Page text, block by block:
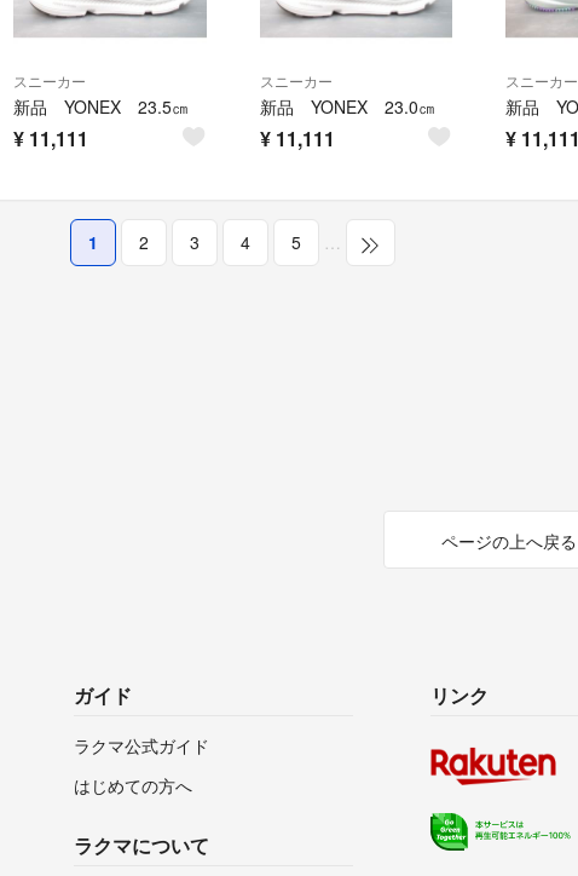
スニーカー
新品 YONEX 23.5㎝
¥ 11,111
スニーカー
新品 YONEX 23.0㎝
¥ 11,111
スニーカー
¥ 11,111
1 2 3 4 5 …
ページの上へ戻る
ガイド
ラクマ公式ガイド
はじめての方へ
ラクマについて
リンク